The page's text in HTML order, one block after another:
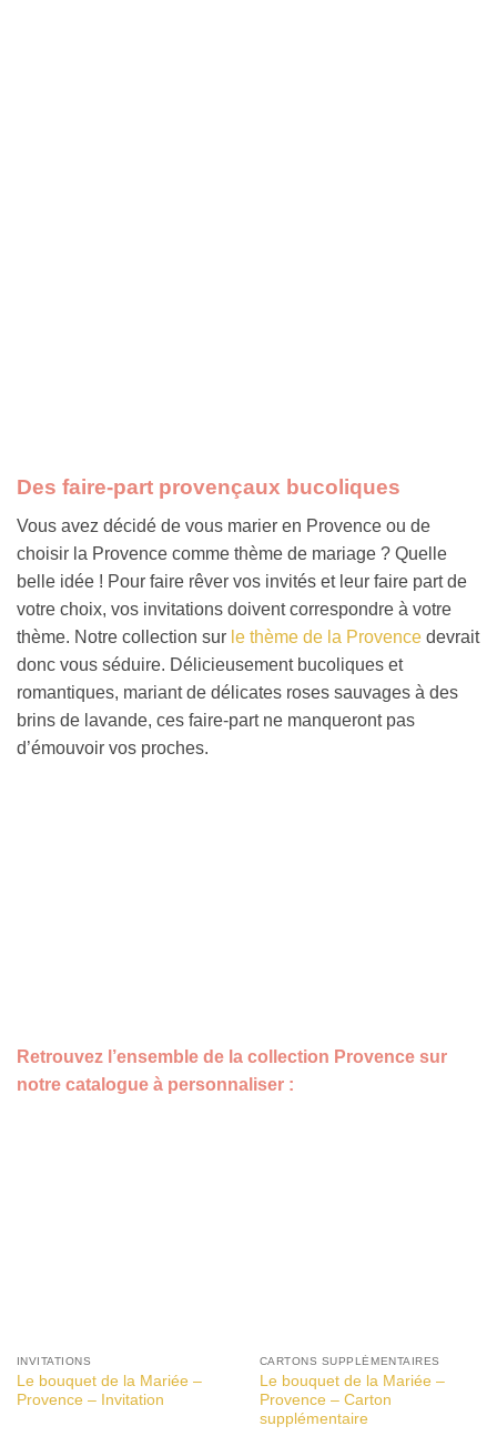
Des faire-part provençaux bucoliques
Vous avez décidé de vous marier en Provence ou de
choisir la Provence comme thème de mariage ? Quelle
belle idée ! Pour faire rêver vos invités et leur faire part de
votre choix, vos invitations doivent correspondre à votre
thème. Notre collection sur le thème de la Provence devrait
donc vous séduire. Délicieusement bucoliques et
romantiques, mariant de délicates roses sauvages à des
brins de lavande, ces faire-part ne manqueront pas
d’émouvoir vos proches.
Retrouvez l’ensemble de la collection Provence sur
notre catalogue à personnaliser :
INVITATIONS
Le bouquet de la Mariée –
Provence – Invitation
CARTONS SUPPLÉMENTAIRES
Le bouquet de la Mariée –
Provence – Carton
supplémentaire